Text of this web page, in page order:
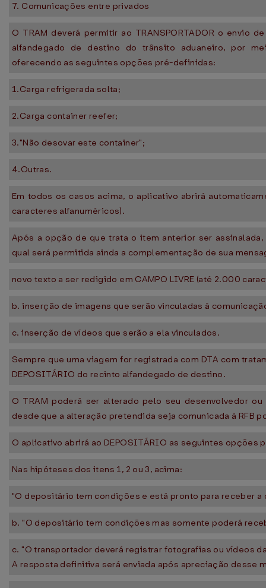
7. Comunicações entre privados
O TRAM deverá permitir ao TRANSPORTADOR o envio
alfandegado de destino do trânsito aduaneiro, por
oferecendo as seguintes opções pré-definidas:
1.Carga refrigerada solta;
2.Carga container reefer;
3."Não desovar este container";
4.Outras.
Em todos os casos acima, o aplicativo abrirá
caracteres alfanuméricos).
Após a opção de que trata o item anterior ser assinalada,
qual será permitida ainda a complementação de sua
novo texto a ser redigido em CAMPO LIVRE (até 2.000
b. inserção de imagens que serão vinculadas à
c. inserção de vídeos que serão a ela vinculados.
Sempre que uma viagem for registrada com DTA com
DEPOSITÁRIO do recinto alfandegado de destino.
O TRAM poderá ser alterado pelo seu desenvolvedor
desde que a alteração pretendida seja comunicada à RFB
O aplicativo abrirá ao DEPOSITÁRIO as seguintes opções
Nas hipóteses dos itens 1, 2 ou 3, acima:
"O depositário tem condições e está pronto para receber a
b. "O depositário tem condições mas somente poderá
c. "O transportador deverá registrar fotografias ou vídeos
A resposta definitiva será enviada após apreciação desse